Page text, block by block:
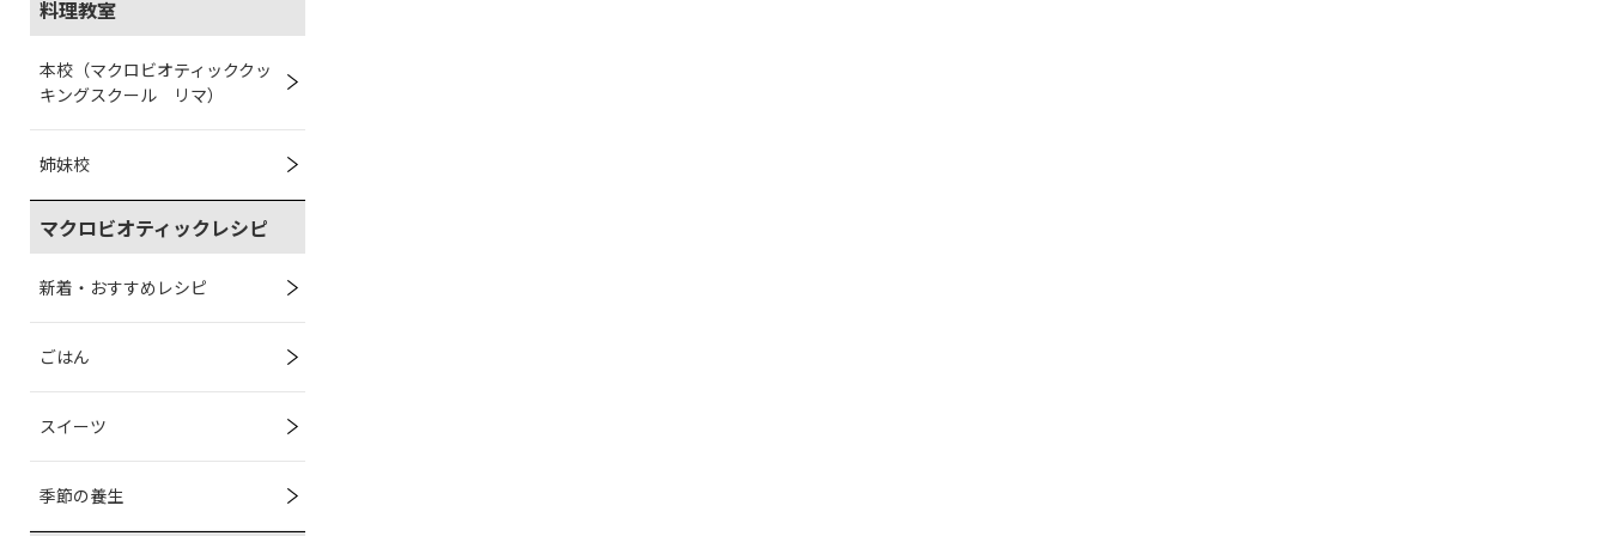
料理教室
本校（マクロビオティッククッ
キングスクール リマ）
姉妹校
マクロビオティックレシピ
新着・おすすめレシピ
ごはん
スイーツ
季節の養生